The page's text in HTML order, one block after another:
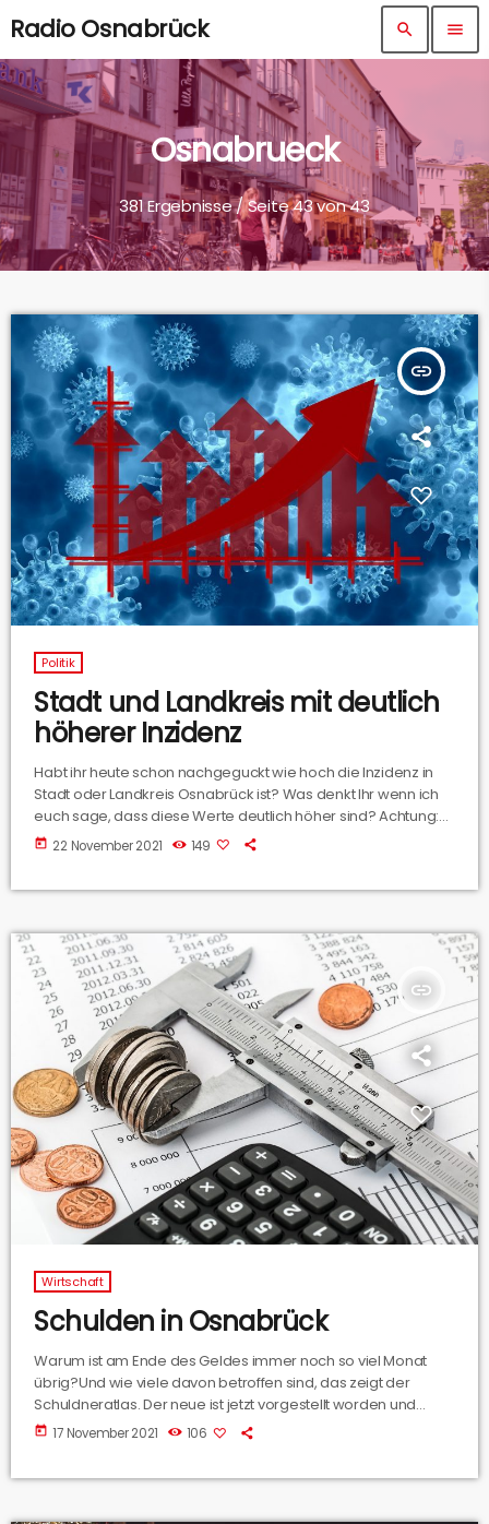
Radio Osnabrück search menu
Osnabrueck
381 Ergebnisse / Seite 43 von 43
insert_link
Politik
Stadt und Landkreis mit deutlich
höherer Inzidenz
Habt ihr heute schon nachgeguckt wie hoch die Inzidenz in
Stadt oder Landkreis Osnabrück ist? Was denkt Ihr wenn ich
euch sage, dass diese Werte deutlich höher sind? Achtung:
jetzt kommen ein paar Zahlen: Laut Robert Koch Institut liegt
today 22 November 2021 149
insert_link
Wirtschaft
Schulden in Osnabrück
Warum ist am Ende des Geldes immer noch so viel Monat
übrig?Und wie viele davon betroffen sind, das zeigt der
Schuldneratlas. Der neue ist jetzt vorgestellt worden und
darüber sprechen ich mit Armin Trojan von der Creditreform
today 17 November 2021 106